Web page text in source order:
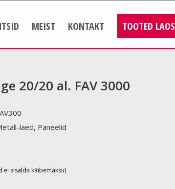
MEIST KONTAKT TOOTED LAOS
20/20 al. FAV 3000
laed, Paneelid
ei sisalda käibemaksu)